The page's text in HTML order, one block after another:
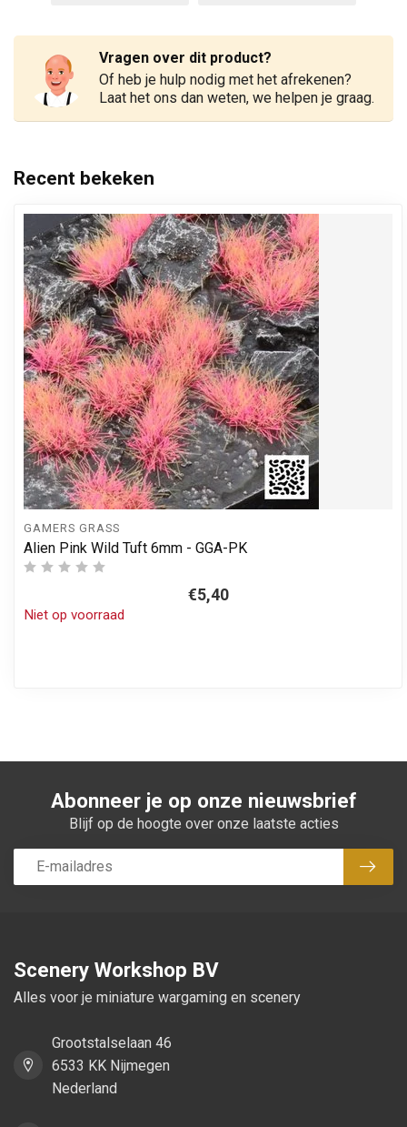
Vragen over dit product?
Of heb je hulp nodig met het afrekenen?
Laat het ons dan weten, we helpen je graag.
Recent bekeken
GAMERS GRASS
Alien Pink Wild Tuft 6mm - GGA-PK
€5,40
Niet op voorraad
Abonneer je op onze nieuwsbrief
Blijf op de hoogte over onze laatste acties
Scenery Workshop BV
Alles voor je miniature wargaming en scenery
Grootstalselaan 46
6533 KK Nijmegen
Nederland